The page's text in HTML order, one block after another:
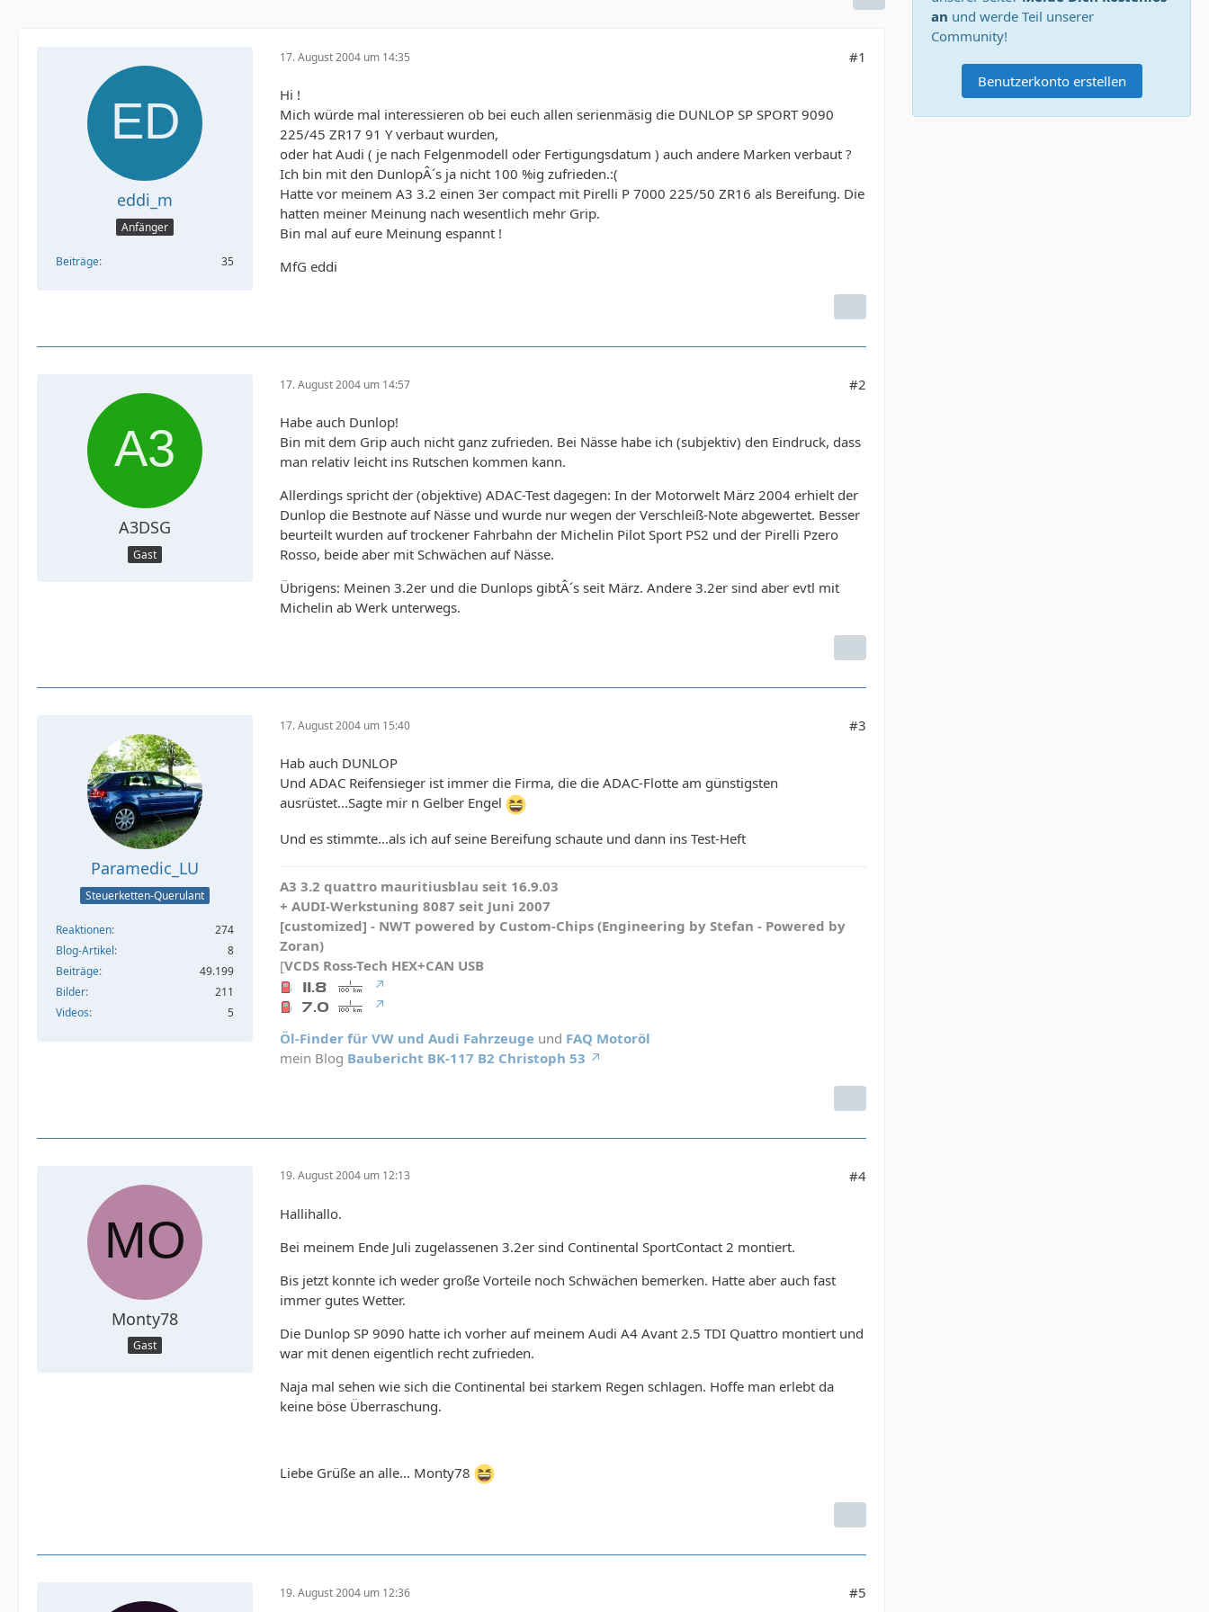
eddi_m
Anfänger
Beiträge 35
17. August 2004 um 14:35 #1
Hi !
Mich würde mal interessieren ob bei euch allen serienmäsig die DUNLOP SP SPORT 9090
225/45 ZR17 91 Y verbaut wurden,
oder hat Audi ( je nach Felgenmodell oder Fertigungsdatum ) auch andere Marken verbaut ?
Ich bin mit den DunlopÂ´s ja nicht 100 %ig zufrieden.:(
Hatte vor meinem A3 3.2 einen 3er compact mit Pirelli P 7000 225/50 ZR16 als Bereifung. Die
hatten meiner Meinung nach wesentlich mehr Grip.
Bin mal auf eure Meinung espannt !
MfG eddi
A3DSG
Gast
17. August 2004 um 14:57 #2
Habe auch Dunlop!
Bin mit dem Grip auch nicht ganz zufrieden. Bei Nässe habe ich (subjektiv) den Eindruck, dass
man relativ leicht ins Rutschen kommen kann.
Allerdings spricht der (objektive) ADAC-Test dagegen: In der Motorwelt März 2004 erhielt der
Dunlop die Bestnote auf Nässe und wurde nur wegen der Verschleiß-Note abgewertet. Besser
beurteilt wurden auf trockener Fahrbahn der Michelin Pilot Sport PS2 und der Pirelli Pzero
Rosso, beide aber mit Schwächen auf Nässe.
Übrigens: Meinen 3.2er und die Dunlops gibtÂ´s seit März. Andere 3.2er sind aber evtl mit
Michelin ab Werk unterwegs.
Paramedic_LU
Steuerketten-Querulant
Reaktionen
274
Blog-Artikel
8
Beiträge
49.199
Bilder
211
Videos
5
17. August 2004 um 15:40 #3
Hab auch DUNLOP
Und ADAC Reifensieger ist immer die Firma, die die ADAC-Flotte am günstigsten
ausrüstet...Sagte mir n Gelber Engel
Und es stimmte...als ich auf seine Bereifung schaute und dann ins Test-Heft
A3 3.2 quattro mauritiusblau seit 16.9.03
+ AUDI-Werkstuning 8087 seit Juni 2007
[customized] - NWT powered by Custom-Chips (Engineering by Stefan - Powered by
Zoran)
[VCDS Ross-Tech HEX+CAN USB
Öl-Finder für VW und Audi Fahrzeuge und FAQ Motoröl
mein Blog Baubericht BK-117 B2 Christoph 53
Monty78
Gast
19. August 2004 um 12:13 #4
Hallihallo.
Bei meinem Ende Juli zugelassenen 3.2er sind Continental SportContact 2 montiert.
Bis jetzt konnte ich weder große Vorteile noch Schwächen bemerken. Hatte aber auch fast
immer gutes Wetter.
Die Dunlop SP 9090 hatte ich vorher auf meinem Audi A4 Avant 2.5 TDI Quattro montiert und
war mit denen eigentlich recht zufrieden.
Naja mal sehen wie sich die Continental bei starkem Regen schlagen. Hoffe man erlebt da
keine böse Überraschung.
Liebe Grüße an alle... Monty78
19. August 2004 um 12:36 #5
an und werde Teil unserer
Community!
Benutzerkonto erstellen